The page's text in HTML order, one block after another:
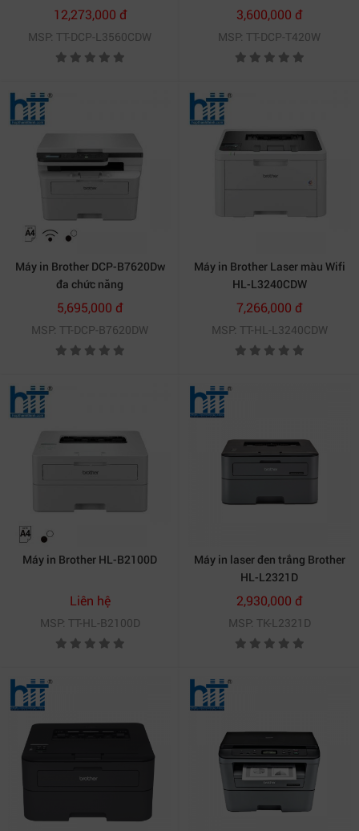
12,273,000 đ
MSP: TT-DCP-L3560CDW
3,600,000 đ
MSP: TT-DCP-T420W
Máy in Brother DCP-B7620Dw
đa chức năng
5,695,000 đ
MSP: TT-DCP-B7620DW
Máy in Brother Laser màu Wifi
HL-L3240CDW
7,266,000 đ
MSP: TT-HL-L3240CDW
Máy in Brother HL-B2100D
Liên hệ
MSP: TT-HL-B2100D
Máy in laser đen trắng Brother
HL-L2321D
2,930,000 đ
MSP: TK-L2321D